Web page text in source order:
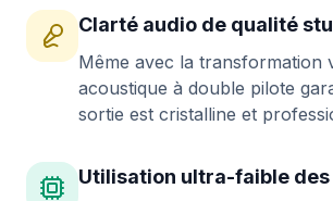
Clarté audio de qualité
Même avec la transformation
acoustique à double pilote
sortie est cristalline et
Utilisation ultra-faible